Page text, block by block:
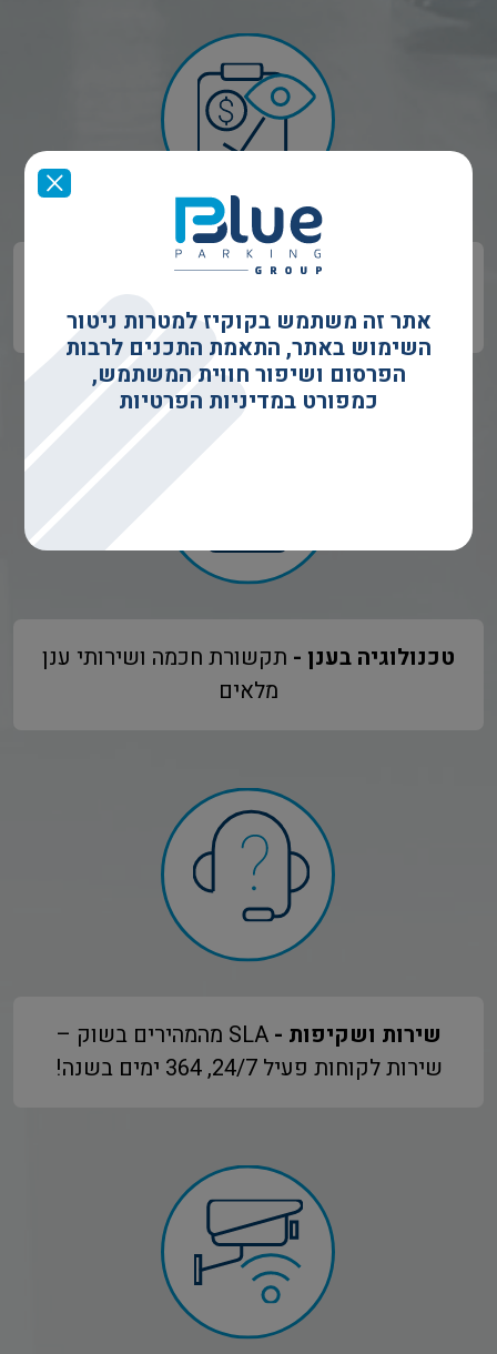
בקרה וגבייה אוטומטיים -למניעת התחמקויות
מתשלום ותפעול יזום
טכנולוגיה בענן - תקשורת חכמה ושירותי ענן
מלאים
שירות ושקיפות -
SLA מהמהירים בשוק –
שירות לקוחות פעיל 24/7, 364 ימים בשנה!
אתר זה משתמש בקוקיז למטרות ניטור
השימוש באתר, התאמת התכנים לרבות
הפרסום ושיפור חווית המשתמש,
כמפורט במדיניות הפרטיות